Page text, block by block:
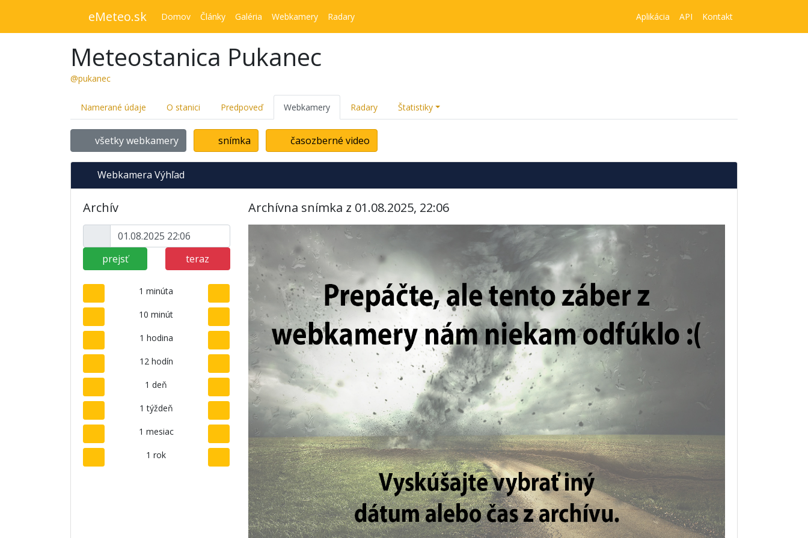
eMeteo.sk Domov Články Galéria Webkamery Radary Aplikácia API Kontakt
Meteostanica Pukanec
@pukanec
Namerané údaje O stanici Predpoveď Webkamery Radary Štatistiky
všetky webkamery snímka časozberné video
Webkamera Výhľad
Archív
prejsť teraz
1 minúta
10 minút
1 hodina
12 hodín
1 deň
1 týždeň
1 mesiac
1 rok
Archívna snímka z 01.08.2025, 22:06